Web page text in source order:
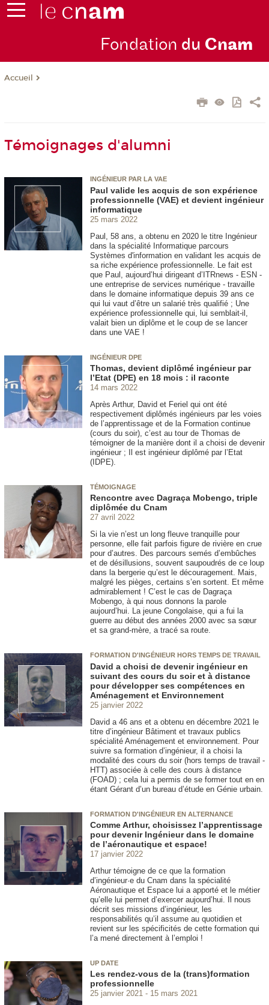
Fondation du Cnam
Accueil
Témoignages d'alumni
INGÉNIEUR PAR LA VAE
Paul valide les acquis de son expérience
professionnelle (VAE) et devient ingénieur
informatique
25 mars 2022
Paul, 58 ans, a obtenu en 2020 le titre Ingénieur
dans la spécialité Informatique parcours
Systèmes d'information en validant les acquis de
sa riche expérience professionnelle. Le fait est
que Paul, aujourd’hui dirigeant d’ITRnews - ESN -
une entreprise de services numérique - travaille
dans le domaine informatique depuis 39 ans ce
qui lui vaut d’être un salarié très qualifié ; Une
expérience professionnelle qui, lui semblait-il,
valait bien un diplôme et le coup de se lancer
dans une VAE !
INGÉNIEUR DPE
Thomas, devient diplômé ingénieur par
l’Etat (DPE) en 18 mois : il raconte
14 mars 2022
Après Arthur, David et Feriel qui ont été
respectivement diplômés ingénieurs par les voies
de l’apprentissage et de la Formation continue
(cours du soir), c’est au tour de Thomas de
témoigner de la manière dont il a choisi de devenir
ingénieur ; Il est ingénieur diplômé par l’Etat
(IDPE).
TÉMOIGNAGE
Rencontre avec Dagraça Mobengo, triple
diplômée du Cnam
27 avril 2022
Si la vie n’est un long fleuve tranquille pour
personne, elle fait parfois figure de rivière en crue
pour d’autres. Des parcours semés d’embûches
et de désillusions, souvent saupoudrés de ce loup
dans la bergerie qu’est le découragement. Mais,
malgré les pièges, certains s’en sortent. Et même
admirablement ! C’est le cas de Dagraça
Mobengo, à qui nous donnons la parole
aujourd’hui. La jeune Congolaise, qui a fui la
guerre au début des années 2000 avec sa sœur
et sa grand-mère, a tracé sa route.
FORMATION D'INGÉNIEUR HORS TEMPS DE TRAVAIL
David a choisi de devenir ingénieur en
suivant des cours du soir et à distance
pour développer ses compétences en
Aménagement et Environnement
25 janvier 2022
David a 46 ans et a obtenu en décembre 2021 le
titre d’ingénieur Bâtiment et travaux publics
spécialité Aménagement et environnement. Pour
suivre sa formation d’ingénieur, il a choisi la
modalité des cours du soir (hors temps de travail -
HTT) associée à celle des cours à distance
(FOAD) ; cela lui a permis de se former tout en en
étant Gérant d’un bureau d’étude en Génie urbain.
FORMATION D'INGÉNIEUR EN ALTERNANCE
Comme Arthur, choisissez l’apprentissage
pour devenir Ingénieur dans le domaine
de l’aéronautique et espace!
17 janvier 2022
Arthur témoigne de ce que la formation
d’ingénieur·e du Cnam dans la spécialité
Aéronautique et Espace lui a apporté et le métier
qu’elle lui permet d’exercer aujourd’hui. Il nous
décrit ses missions d’ingénieur, les
responsabilités qu’il assume au quotidien et
revient sur les spécificités de cette formation qui
l’a mené directement à l’emploi !
UP DATE
Les rendez-vous de la (trans)formation
professionnelle
25 janvier 2021
15 mars 2021